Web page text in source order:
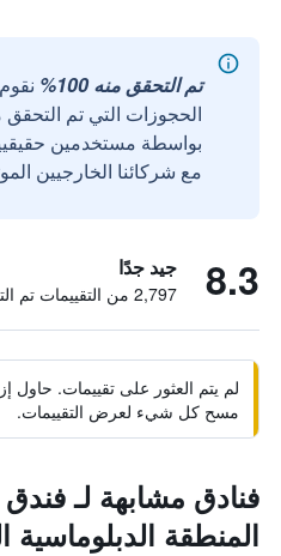
تم التحقق منه 100%
الحجوزات التي تم
مع شركائنا الخارجيين
8.3 جيد جدًا
2,797 من التقييمات تم التحقق منها
لم يتم العثور على تقييمات. حاول
مسح كل شيء لعرض التقييمات.
فنادق مشابهة لـ فندق
المنطقة الدبلوماسية